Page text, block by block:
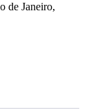
de Janeiro,